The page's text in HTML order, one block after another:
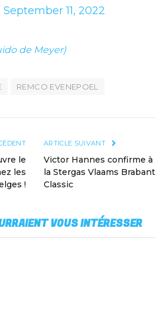
September 11, 2022
de Meyer)
REMCO EVENEPOEL
le
les
!
ARTICLE SUIVANT
Victor Hannes confirme à
la Stergas Vlaams Brabant
Classic
VOUS INTÉRESSER